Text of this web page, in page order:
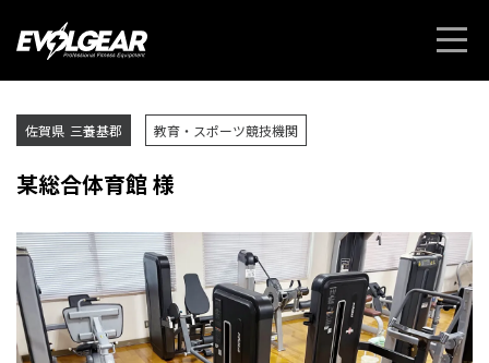
佐賀県 三養基郡 教育・スポーツ競技機関
某総合体育館 様